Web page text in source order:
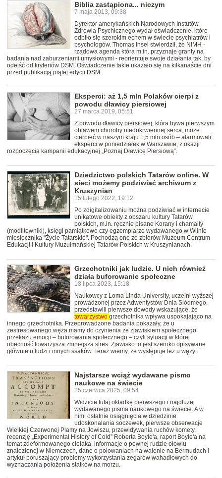
Biblia zastąpiona... niczym
7 maja 2013, 09:38
Dyrektor amerykańskich Narodowych Instutów
Zdrowia Psychicznego wydał oświadczenie, które
odbiło się szerokim echem w świecie psychiatrów i
psychologów. Thomas Insel stwierdził, że NIMH -
rządowa agenda która m.in. przyznaje granty na
badania nad zaburzeniami umysłowymi - reorientuje swoje działania tak, by
odejść od kryteriów DSM. Oświadczenie takie ukazało się na kilkanaście dni
przed publikacją piątej edycji DSM.
Eksperci: aż 1,5 mln Polaków cierpi z
powodu dławicy piersiowej
27 marca 2019, 05:51
Z powodu dławicy piersiowej, która bywa pierwszym
objawem choroby niedokrwiennej serca, może
cierpieć w naszym kraju 1,5 mln osób – alarmowali
eksperci w poniedziałek w Warszawie, z okazji
rozpoczęcia kampanii edukacyjnej „Poznaj Dławicę Piersiową”.
Dziedzictwo polskich Tatarów online. W
sieci możemy podziwiać archiwum z
Kruszynian
15 lutego 2022, 19:12
Po zdigitalizowaniu można podziwiać w internecie
unikatowe obiekty z obszaru kultury Tatarów
polskich, m.in. ręcznie pisane Korany i chamaiły
(modlitewniki), księgi pamiątkowe czy egzemplarze wydawanego w Wilnie
miesięcznika "Życie Tatarskie". Pochodzą one ze zbiorów Muzeum Centrum
Edukacji i Kultury Muzułmańskiej Tatarów Polskich w Kruszynianach.
Grzechotniki jak ludzie. U nich również
działa buforowanie społeczne
18 lipca 2023, 15:18
Naukowcy z Loma Linda University, uczelni wyższej
prowadzonej przez Adwentystów Dnia Siódmego,
przedstawili pierwsze dowody wskazujące, że
towarzystwo grzechotnika wpływa uspokajająco na
innego grzechotnika. Przeprowadzone badania pokazały, że u
zestresowanego węża mamy do czynienia ze zjawiskiem społecznego
przekazu emocji – buforowania społecznego – czyli sytuacji w której
obecność towarzysza zmniejsza stres. Zjawisko to jest szeroko opisywane
głównie u ludzi i innych ssaków. Teraz wiemy, że występuje też u węży.
Najstarsze wciąż wydawane pismo
naukowe na świecie
25 czerwca 2025, 09:54
Widzicie tutaj okładkę pierwszego i najdłużej
wydawanego pisma naukowego na świecie. A w
nim: ostatnie osiągnięcia w dziedzinie
udoskonalania soczewek, pierwsze obserwacje
Wielkiej Czerwonej Plamy na Jowiszu, przewidywania ruchów komety,
recenzję „Experimental History of Cold” Roberta Boyle'a, raport Boyle'a na
temat zdeformowanego cielaka, informacje o pewnej rudzie ołowiu
znalezionej w Niemczech, dane o polowaniach na walenie na Bermudach i
artykuł poruszający problemy wykorzystania zegarów wahadłowych do
wyznaczania położenia statków na morzu.